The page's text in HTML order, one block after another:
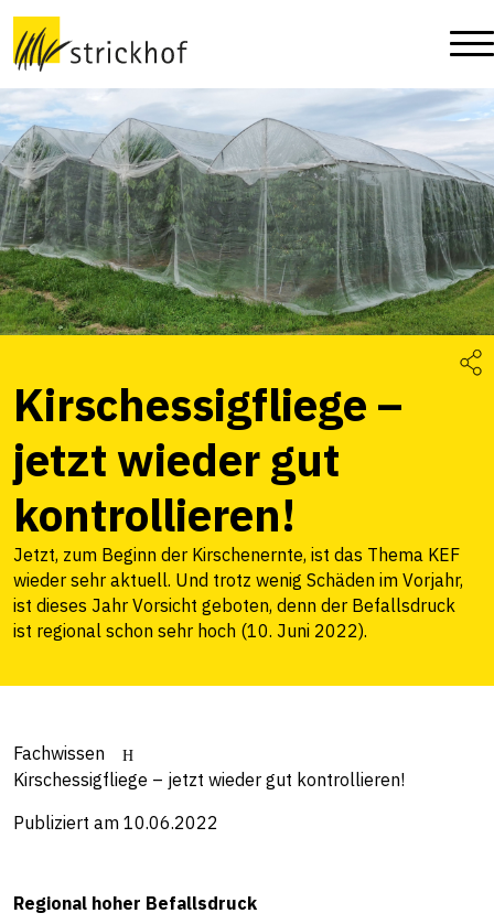
Kirschessigfliege –
jetzt wieder gut
kontrollieren!
Jetzt, zum Beginn der Kirschenernte, ist das Thema KEF
wieder sehr aktuell. Und trotz wenig Schäden im Vorjahr,
ist dieses Jahr Vorsicht geboten, denn der Befallsdruck
ist regional schon sehr hoch (10. Juni 2022).
Fachwissen
Kirschessigfliege – jetzt wieder gut kontrollieren!
Publiziert am 10.06.2022
Regional hoher Befallsdruck